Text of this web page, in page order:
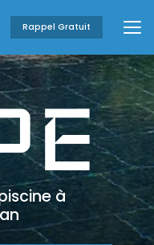
Rappel Gratuit
à